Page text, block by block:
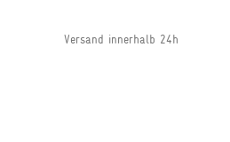
Versand innerhalb 24h